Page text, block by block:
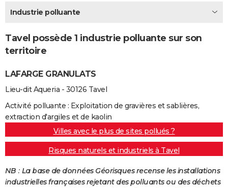
Destinations
City break
Voyage nature
Voyage de noces
Forum
Climat
+PHOTO
GUIDES D'ACHAT
BONS PLANS
CARTE DE VOEUX
Carte de Noël
Carte Bonne année
Carte Saint-Valentin
Carte Pâques
Carte d'anniversaire
DICTIONNAIRE
Dictionnaire
Biographies
Citations
Expressions
Proverbes
PROGRAMME TV
COPAINS D'AVANT
Service militaire
Avis de recherche
AVIS DE DÉCÈS
Industrie polluante
Tavel possède 1 industrie polluante sur son
territoire
LAFARGE GRANULATS
Lieu-dit Aqueria - 30126 Tavel
Activité polluante : Exploitation de gravières et sablières,
extraction d'argiles et de kaolin
Villes avec le plus de sites pollués ?
Risques naturels et industriels à Tavel
NB : La base de données Géorisques recense les installations
industrielles françaises rejetant des polluants ou des déchets